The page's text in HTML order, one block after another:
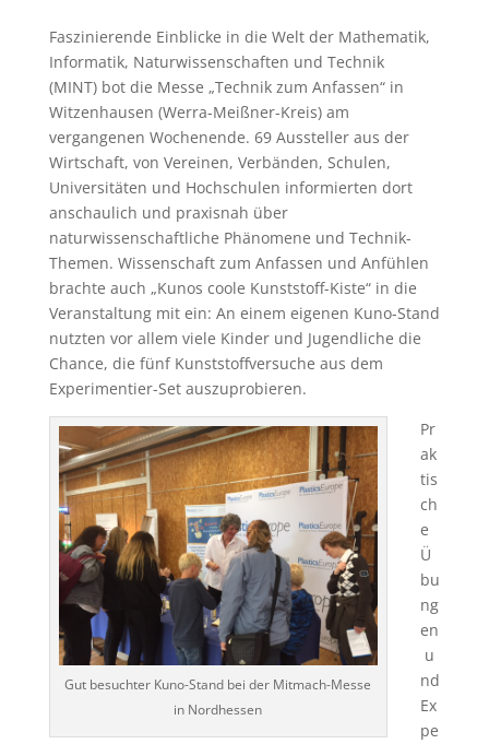
Faszinierende Einblicke in die Welt der Mathematik,
Informatik, Naturwissenschaften und Technik
(MINT) bot die Messe „Technik zum Anfassen“ in
Witzenhausen (Werra-Meißner-Kreis) am
vergangenen Wochenende. 69 Aussteller aus der
Wirtschaft, von Vereinen, Verbänden, Schulen,
Universitäten und Hochschulen informierten dort
anschaulich und praxisnah über
naturwissenschaftliche Phänomene und Technik-
Themen. Wissenschaft zum Anfassen und Anfühlen
brachte auch „Kunos coole Kunststoff-Kiste“ in die
Veranstaltung mit ein: An einem eigenen Kuno-Stand
nutzten vor allem viele Kinder und Jugendliche die
Chance, die fünf Kunststoffversuche aus dem
Experimentier-Set auszuprobieren.
Gut besuchter Kuno-Stand bei der Mitmach-Messe
in Nordhessen
Pr
ak
tis
ch
e
Ü
bu
ng
en
u
nd
Ex
pe